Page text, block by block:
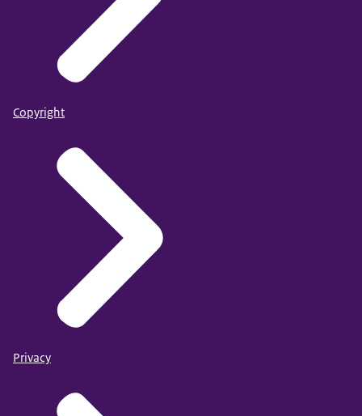
Copyright
Privacy